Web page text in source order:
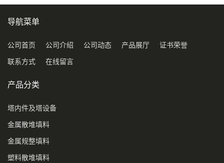
导航菜单
公司首页 公司介绍 公司动态 产品展厅 证书荣誉
联系方式 在线留言
产品分类
塔内件及塔设备
金属散堆填料
金属规整填料
塑料散堆填料